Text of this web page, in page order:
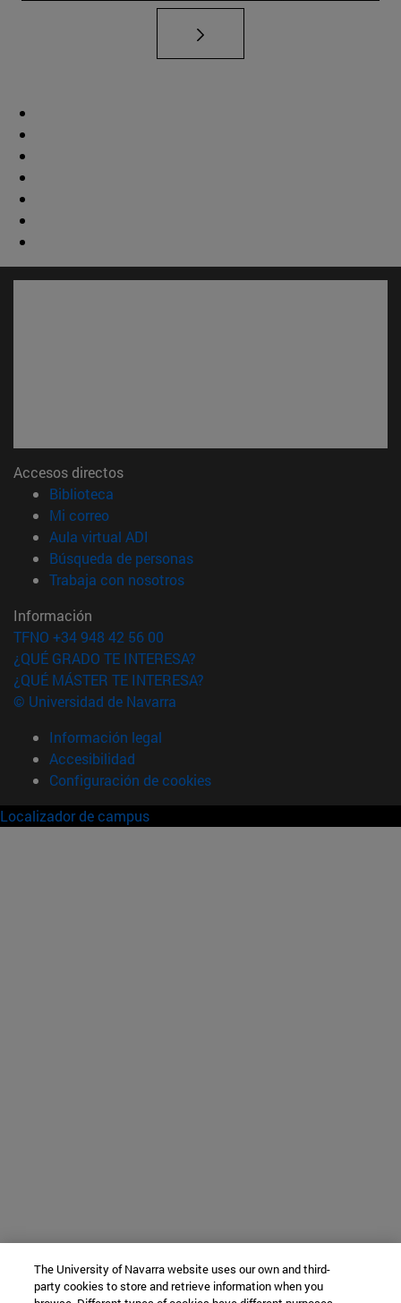
Accesos directos
Biblioteca
Mi correo(abre en nueva ventana)
Aula virtual ADI
Búsqueda de personas(abre en nueva ventana)
Trabaja con nosotros(abre en nueva ventana)
Información
TFNO +34 948 42 56 00
¿QUÉ GRADO TE INTERESA?
¿QUÉ MÁSTER TE INTERESA?
© Universidad de Navarra
Información legal
Accesibilidad
Configuración de cookies
Localizador de campus
The University of Navarra website uses our own and third-
party cookies to store and retrieve information when you